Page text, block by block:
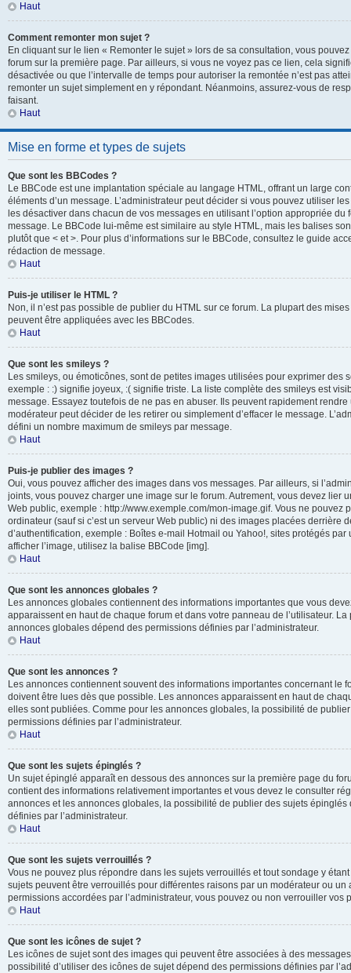
Haut
Comment remonter mon sujet ?
En cliquant sur le lien « Remonter le sujet » lors de sa consultation, vous pouvez
forum sur la première page. Par ailleurs, si vous ne voyez pas ce lien, cela
désactivée ou que l’intervalle de temps pour autoriser la remontée n’est pas
remonter un sujet simplement en y répondant. Néanmoins, assurez-vous de
faisant.
Haut
Mise en forme et types de sujets
Que sont les BBCodes ?
Le BBCode est une implantation spéciale au langage HTML, offrant un large
éléments d’un message. L’administrateur peut décider si vous pouvez utiliser
les désactiver dans chacun de vos messages en utilisant l’option appropriée
message. Le BBCode lui-même est similaire au style HTML, mais les balises
plutôt que < et >. Pour plus d’informations sur le BBCode, consultez le guide
rédaction de message.
Haut
Puis-je utiliser le HTML ?
Non, il n’est pas possible de publier du HTML sur ce forum. La plupart des
peuvent être appliquées avec les BBCodes.
Haut
Que sont les smileys ?
Les smileys, ou émoticônes, sont de petites images utilisées pour exprimer des
exemple : :) signifie joyeux, :( signifie triste. La liste complète des smileys est
message. Essayez toutefois de ne pas en abuser. Ils peuvent rapidement
modérateur peut décider de les retirer ou simplement d’effacer le message.
défini un nombre maximum de smileys par message.
Haut
Puis-je publier des images ?
Oui, vous pouvez afficher des images dans vos messages. Par ailleurs, si
joints, vous pouvez charger une image sur le forum. Autrement, vous devez lier
Web public, exemple : http://www.exemple.com/mon-image.gif. Vous ne pouvez
ordinateur (sauf si c’est un serveur Web public) ni des images placées derrière
d’authentification, exemple : Boîtes e-mail Hotmail ou Yahoo!, sites protégés par
afficher l’image, utilisez la balise BBCode [img].
Haut
Que sont les annonces globales ?
Les annonces globales contiennent des informations importantes que vous
apparaissent en haut de chaque forum et dans votre panneau de l’utilisateur.
annonces globales dépend des permissions définies par l’administrateur.
Haut
Que sont les annonces ?
Les annonces contiennent souvent des informations importantes concernant le
doivent être lues dès que possible. Les annonces apparaissent en haut de
elles sont publiées. Comme pour les annonces globales, la possibilité de
permissions définies par l’administrateur.
Haut
Que sont les sujets épinglés ?
Un sujet épinglé apparaît en dessous des annonces sur la première page du
contient des informations relativement importantes et vous devez le consulter
annonces et les annonces globales, la possibilité de publier des sujets
définies par l’administrateur.
Haut
Que sont les sujets verrouillés ?
Vous ne pouvez plus répondre dans les sujets verrouillés et tout sondage y
sujets peuvent être verrouillés pour différentes raisons par un modérateur ou un
permissions accordées par l’administrateur, vous pouvez ou non verrouiller vos
Haut
Que sont les icônes de sujet ?
Les icônes de sujet sont des images qui peuvent être associées à des
possibilité d’utiliser des icônes de sujet dépend des permissions définies par